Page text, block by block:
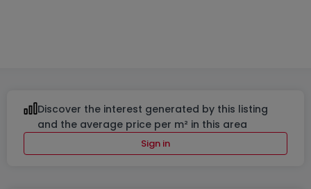
Discover the interest generated by this listing
and the average price per m² in this area
Sign in